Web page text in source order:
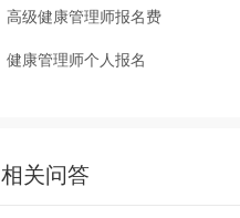
高级健康管理师报名费
健康管理师个人报名
相关问答